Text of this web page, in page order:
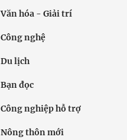
Văn hóa - Giải trí
Công nghệ
Du lịch
Bạn đọc
Công nghiệp hỗ trợ
Nông thôn mới